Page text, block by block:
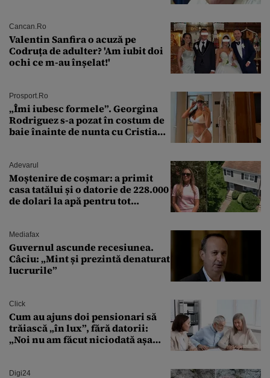
Cancan.ro
Valentin Sanfira o acuză pe
Codruța de adulter? 'Am iubit doi
ochi ce m-au înșelat!'
Prosport.ro
„Îmi iubesc formele”. Georgina
Rodriguez s-a pozat în costum de
baie înainte de nunta cu Cristiano
Adevarul
Moștenire de coșmar: a primit
casa tatălui și o datorie de 228.000
de dolari la apă pentru tot
Mediafax
Guvernul ascunde recesiunea.
Câciu: „Mint și prezintă denaturat
lucrurile”
Click
Cum au ajuns doi pensionari să
trăiască „în lux”, fără datorii:
„Noi nu am făcut niciodată așa
Digi24